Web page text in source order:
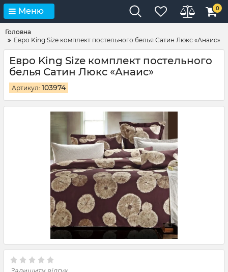
Меню 0
Головна
Евро King Size комплект постельного белья Сатин Люкс «Анаис»
Евро King Size комплект постельного
белья Сатин Люкс «Анаис»
Артикул: 103974